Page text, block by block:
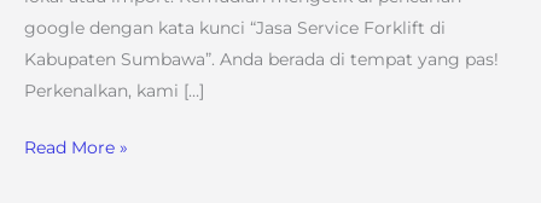
google dengan kata kunci “Jasa Service Forklift di
Kabupaten Sumbawa”. Anda berada di tempat yang pas!
Perkenalkan, kami […]
Read More »